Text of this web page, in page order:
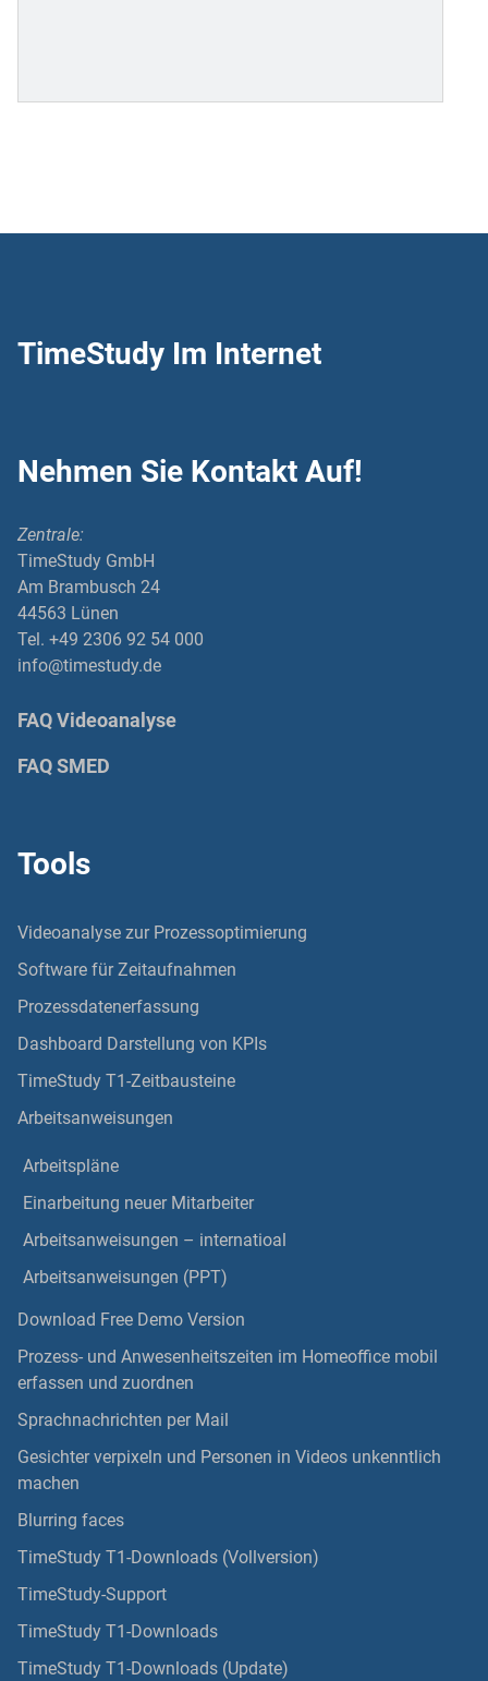
TimeStudy Im Internet
Nehmen Sie Kontakt Auf!
Zentrale:
TimeStudy GmbH
Am Brambusch 24
44563 Lünen
Tel. +49 2306 92 54 000
info@timestudy.de
FAQ Videoanalyse
FAQ SMED
Tools
Videoanalyse zur Prozessoptimierung
Software für Zeitaufnahmen
Prozessdatenerfassung
Dashboard Darstellung von KPIs
TimeStudy T1-Zeitbausteine
Arbeitsanweisungen
Arbeitspläne
Einarbeitung neuer Mitarbeiter
Arbeitsanweisungen – internatioal
Arbeitsanweisungen (PPT)
Download Free Demo Version
Prozess- und Anwesenheitszeiten im Homeoffice mobil
erfassen und zuordnen
Sprachnachrichten per Mail
Gesichter verpixeln und Personen in Videos unkenntlich
machen
Blurring faces
TimeStudy T1-Downloads (Vollversion)
TimeStudy-Support
TimeStudy T1-Downloads
TimeStudy T1-Downloads (Update)